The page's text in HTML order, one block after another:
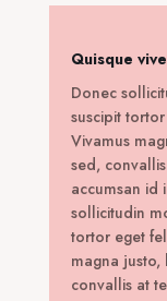
Quisque
Donec
suscipit
Vivamus
sed,
accumsan id
sollicitudin
tortor eget
magna justo,
convallis at